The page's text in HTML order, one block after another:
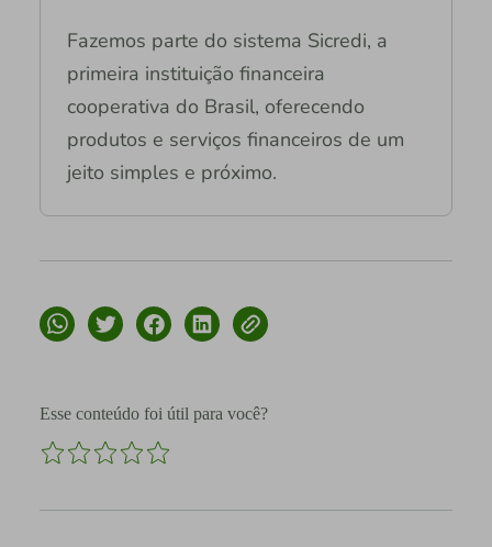
Fazemos parte do sistema Sicredi, a
primeira instituição financeira
cooperativa do Brasil, oferecendo
produtos e serviços financeiros de um
jeito simples e próximo.
Esse conteúdo foi útil para você?